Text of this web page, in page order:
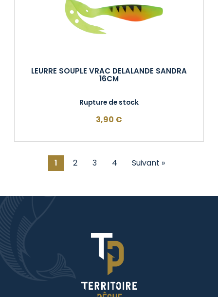
1 2 3 4 Suivant »
LEURRE SOUPLE VRAC DELALANDE SANDRA
16CM
Rupture de stock
3,90 €